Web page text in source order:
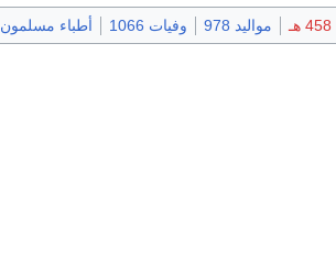
مواليد 978 وفيات 1066 أطباء مسلمون